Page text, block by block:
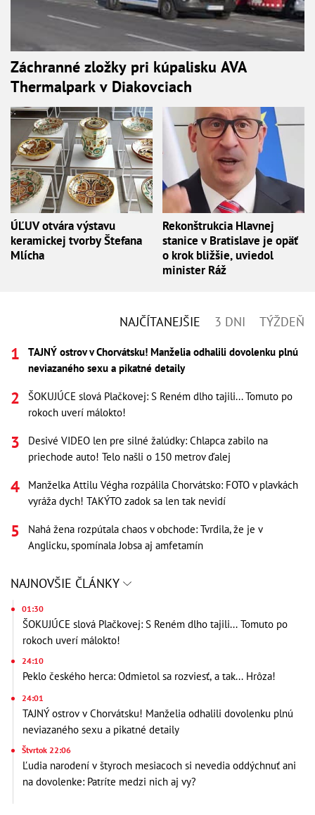
Záchranné zložky pri kúpalisku AVA
Thermalpark v Diakovciach
ÚĽUV otvára výstavu
keramickej tvorby Štefana
Mlícha
Rekonštrukcia Hlavnej
stanice v Bratislave je opäť
o krok bližšie, uviedol
minister Ráž
NAJČÍTANEJŠIE 3 DNI TÝŽDEŇ
TAJNÝ ostrov v Chorvátsku! Manželia odhalili dovolenku plnú
neviazaného sexu a pikatné detaily
ŠOKUJÚCE slová Plačkovej: S Reném dlho tajili... Tomuto po
rokoch uverí málokto!
Desivé VIDEO len pre silné žalúdky: Chlapca zabilo na
priechode auto! Telo našli o 150 metrov ďalej
Manželka Attilu Végha rozpálila Chorvátsko: FOTO v plavkách
vyráža dych! TAKÝTO zadok sa len tak nevidí
Nahá žena rozpútala chaos v obchode: Tvrdila, že je v
Anglicku, spomínala Jobsa aj amfetamín
NAJNOVŠIE ČLÁNKY
01:30
ŠOKUJÚCE slová Plačkovej: S Reném dlho tajili... Tomuto po
rokoch uverí málokto!
24:10
Peklo českého herca: Odmietol sa rozviesť, a tak... Hrôza!
24:01
TAJNÝ ostrov v Chorvátsku! Manželia odhalili dovolenku plnú
neviazaného sexu a pikatné detaily
Štvrtok 22:06
Ľudia narodení v štyroch mesiacoch si nevedia oddýchnuť ani
na dovolenke: Patríte medzi nich aj vy?